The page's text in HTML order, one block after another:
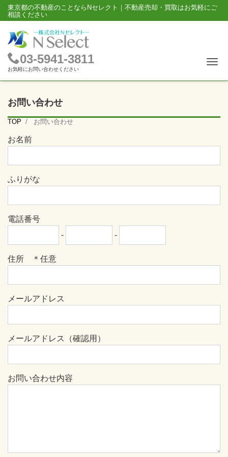
東京都の不動産のことならNセレクト｜不動産売却・買取はお気軽にご
相談ください
03-5941-3811
お気軽にお問い合わせください
お問い合わせ
TOP お問い合わせ
お名前
ふりがな
電話番号
-
-
住所 ＊任意
メールアドレス
メールアドレス（確認用）
お問い合わせ内容